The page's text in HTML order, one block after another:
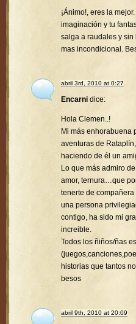
¡Ánimo!, eres la
imaginación y tu
salga a raudales y
mas incondicional.
abril 3rd, 2010 at 0:27
Encarni dice:
Hola Clemen..!
Mi más enhorabuena
aventuras de
haciendo de él un
Lo que más admiro
amor, ternura…que
tenerte de
una persona
contigo, ha sido mi
increible.
Todos los ñiños/ñas
historias que tantos
besos
abril 9th, 2010 at 20:09